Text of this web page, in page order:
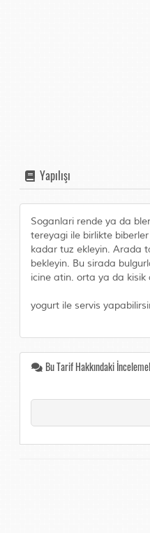
Yapılışı
Soganlari rende ya da
tereyagi ile birlikte
kadar tuz ekleyin. Arada
bekleyin. Bu sirada
icine atin. orta ya da kisik
yogurt ile servis
Bu Tarif Hakkındaki